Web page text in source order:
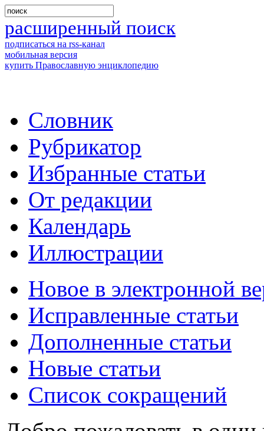
расширенный поиск
подписаться на rss-канал
мобильная версия
купить Православную энциклопедию
Словник
Рубрикатор
Избранные статьи
От редакции
Календарь
Иллюстрации
Новое в электронной
Исправленные статьи
Дополненные статьи
Новые статьи
Список сокращений